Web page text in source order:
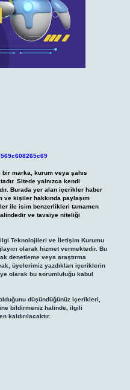
marka, kurum veya şahıs
Sitede yalnızca kendi
Burada yer alan içerikler haber
ve kişiler hakkında paylaşım
ile isim benzerlikleri tamamen
ve tavsiye niteliği
Teknolojileri ve İletişim Kurumu
olarak hizmet vermektedir. Bu
denetleme veya araştırma
üyelerimiz yazdıkları içeriklerin
olarak bu sorumluluğu kabul
düşündüğünüz içerikleri,
bildirmeniz halinde, ilgili
kaldırılacaktır.